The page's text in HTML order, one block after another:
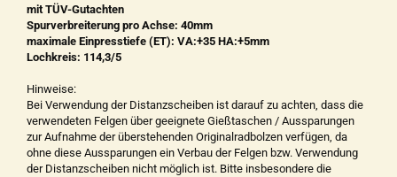
mit TÜV-Gutachten
Spurverbreiterung pro Achse: 40mm
maximale Einpresstiefe (ET): VA:+35 HA:+5mm
Lochkreis: 114,3/5
Hinweise:
Bei Verwendung der Distanzscheiben ist darauf zu achten, dass die
verwendeten Felgen über geeignete Gießtaschen / Aussparungen
zur Aufnahme der überstehenden Originalradbolzen verfügen, da
ohne diese Aussparungen ein Verbau der Felgen bzw. Verwendung
der Distanzscheiben nicht möglich ist. Bitte insbesondere die